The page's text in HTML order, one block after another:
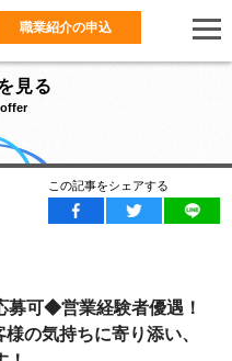
職業紹介の申込
見る
この記事をシェアする
募可◆営業経験者優遇！
の気持ちに寄り添い、